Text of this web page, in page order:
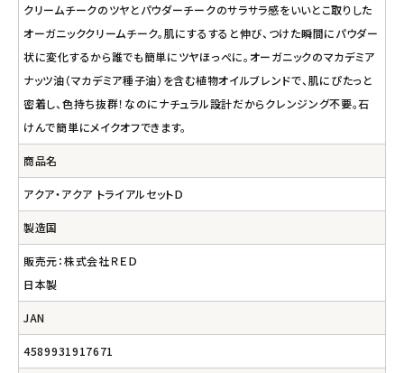
クリームチークのツヤとパウダーチークのサラサラ感をいいとこ取りした
オーガニッククリームチーク。肌にするすると伸び、つけた瞬間にパウダー
状に変化するから誰でも簡単にツヤほっぺに。オーガニックのマカデミア
ナッツ油（マカデミア種子油）を含む植物オイルブレンドで、肌にぴたっと
密着し、色持ち抜群！なのにナチュラル設計だからクレンジング不要。石
けんで簡単にメイクオフできます。
商品名
アクア・アクア トライアルセットＤ
製造国
販売元：株式会社ＲＥＤ
日本製
JAN
4589931917671